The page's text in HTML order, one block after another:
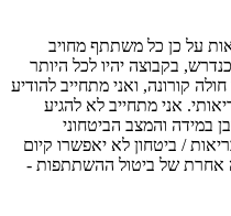
על כן כל משתתף מחויב
בקבוצה יהיו לכל היותר
קורונה, ואני מתחייב להודיע
אני מתחייב לא להגיע
במידה והמצב הביטחוני
/ ביטחון לא יאפשרו קיום
אחרת של ביטול ההשתתפות -